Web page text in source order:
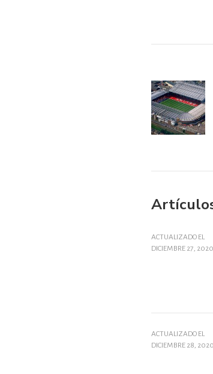
ACTUALIZADO EL
DICIEMBRE 27, 2020
ACTUALIZADO EL
DICIEMBRE 28, 2020